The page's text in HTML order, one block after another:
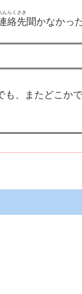
絡先
んらくさき
聞かなかっ
も、またどこか